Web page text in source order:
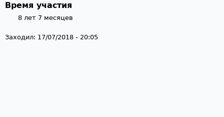
Время участия
8 лет 7 месяцев
Заходил: 17/07/2018 - 20:05